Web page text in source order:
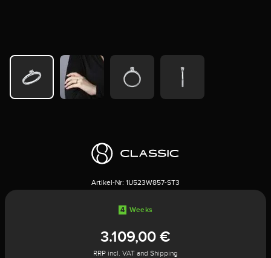
Artikel-Nr: 1U523W857-ST3
4 Weeks
3.109,00 €
RRP incl. VAT and Shipping